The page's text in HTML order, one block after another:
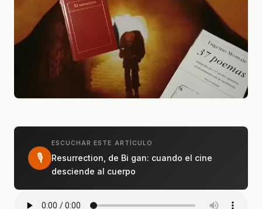
🎙
ESCUCHAR ESTE ARTÍCULO
Resurrection, de Bi gan: cuando el cine
desciende al cuerpo